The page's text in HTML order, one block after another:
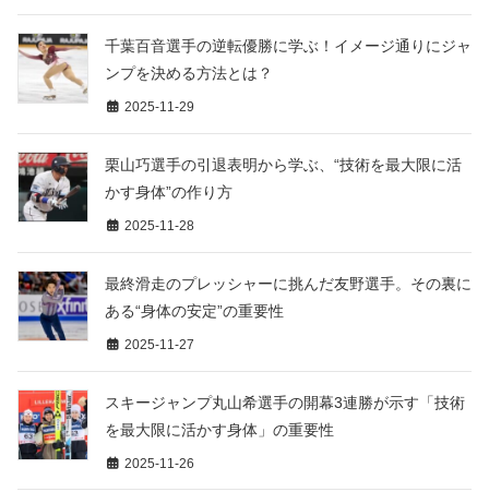
千葉百音選手の逆転優勝に学ぶ！イメージ通りにジャ
ンプを決める方法とは？
2025-11-29
栗山巧選手の引退表明から学ぶ、“技術を最大限に活
かす身体”の作り方
2025-11-28
最終滑走のプレッシャーに挑んだ友野選手。その裏に
ある“身体の安定”の重要性
2025-11-27
スキージャンプ丸山希選手の開幕3連勝が示す「技術
を最大限に活かす身体」の重要性
2025-11-26